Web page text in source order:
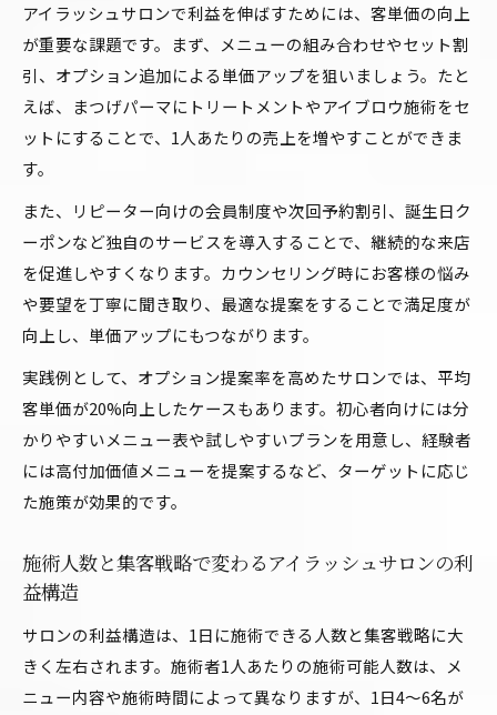
アイラッシュサロンで利益を伸ばすためには、客単価の向上
が重要な課題です。まず、メニューの組み合わせやセット割
引、オプション追加による単価アップを狙いましょう。たと
えば、まつげパーマにトリートメントやアイブロウ施術をセ
ットにすることで、1人あたりの売上を増やすことができま
す。
また、リピーター向けの会員制度や次回予約割引、誕生日ク
ーポンなど独自のサービスを導入することで、継続的な来店
を促進しやすくなります。カウンセリング時にお客様の悩み
や要望を丁寧に聞き取り、最適な提案をすることで満足度が
向上し、単価アップにもつながります。
実践例として、オプション提案率を高めたサロンでは、平均
客単価が20%向上したケースもあります。初心者向けには分
かりやすいメニュー表や試しやすいプランを用意し、経験者
には高付加価値メニューを提案するなど、ターゲットに応じ
た施策が効果的です。
施術人数と集客戦略で変わるアイラッシュサロンの利
益構造
サロンの利益構造は、1日に施術できる人数と集客戦略に大
きく左右されます。施術者1人あたりの施術可能人数は、メ
ニュー内容や施術時間によって異なりますが、1日4〜6名が